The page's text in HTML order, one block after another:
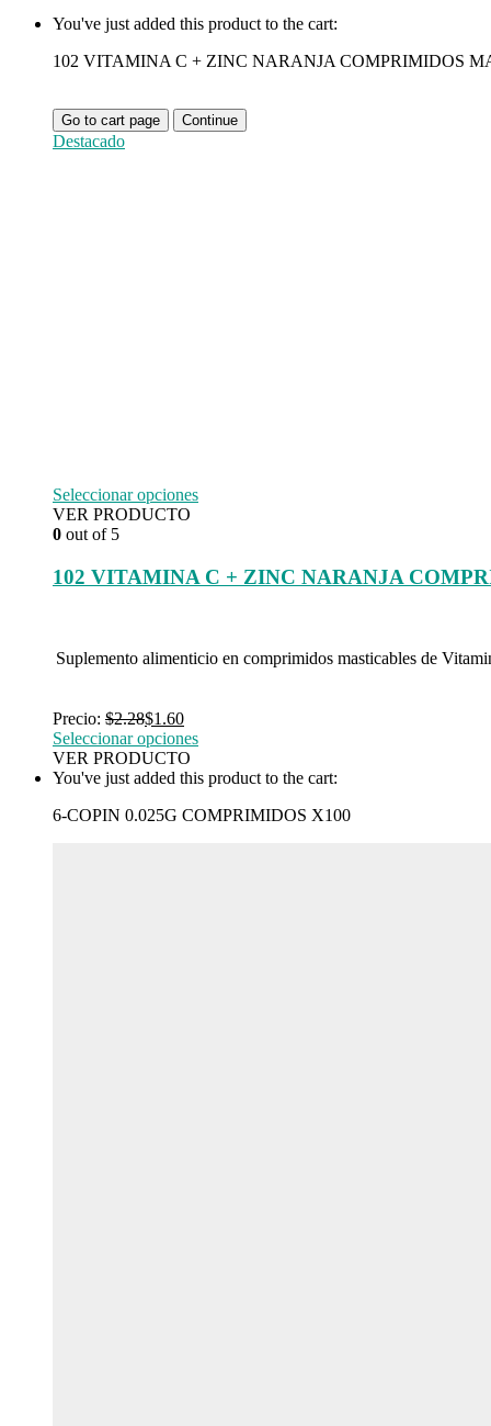
You've just added this product to the cart:
102 VITAMINA C + ZINC NARANJA COMPRIMIDOS
Go to cart page Continue
Destacado
Seleccionar opciones
VER PRODUCTO
0 out of 5
102 VITAMINA C + ZINC NARANJA
Suplemento alimenticio en comprimidos masticables de
Precio: $2.28$1.60
Seleccionar opciones
VER PRODUCTO
You've just added this product to the cart:
6-COPIN 0.025G COMPRIMIDOS X100